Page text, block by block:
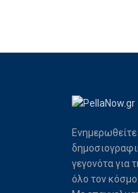
γεγονότα για
όλο τον κόσμο.